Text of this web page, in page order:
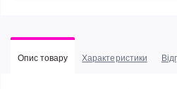
Опис товару Характеристики